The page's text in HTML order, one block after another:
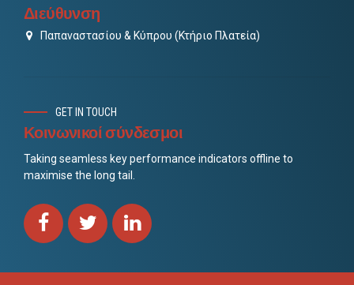
Διεύθυνση
Παπαναστασίου & Κύπρου (Κτήριο Πλατεία)
GET IN TOUCH
Κοινωνικοί σύνδεσμοι
Taking seamless key performance indicators offline to
maximise the long tail.